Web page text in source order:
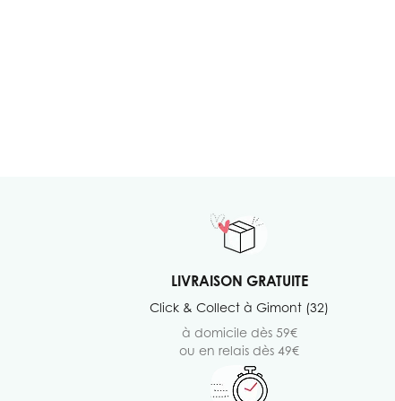
LIVRAISON GRATUITE
Click & Collect à Gimont (32)
à domicile dès 59€
ou en relais dès 49€